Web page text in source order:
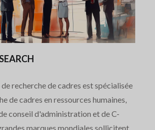
recherche de cadres est spécialisée
de cadres en ressources humaines,
conseil d'administration et de C-
marques mondiales sollicitent